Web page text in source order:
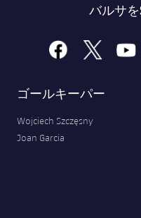
バルサ
facebook
x
ゴールキーパー
Wojciech Szczęsny
Joan Garcia